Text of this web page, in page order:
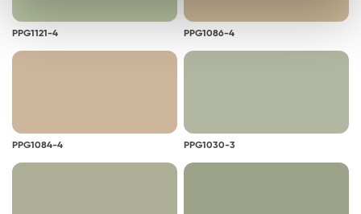
PPG1121-4 PPG1086-4
PPG1084-4 PPG1030-3